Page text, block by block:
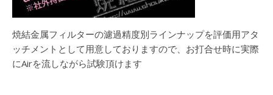
焼結金属フィルターの濾過精度別ラインナップを評価用アタ
ッチメントとして用意しておりますので、お打合せ時に実際
にAirを流しながら試験頂けます